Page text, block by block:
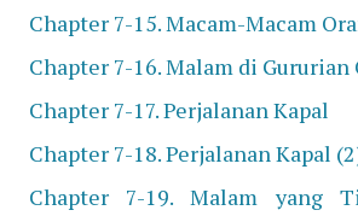
Chapter 7-15. Macam-Macam
Chapter 7-16. Malam di Gururian
Chapter 7-17. Perjalanan Kapal
Chapter 7-18. Perjalanan Kapal
Chapter 7-19. Malam yang